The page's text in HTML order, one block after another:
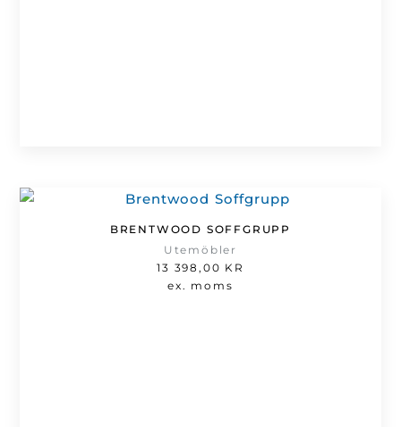
BRENTWOOD SOFFGRUPP
Utemöbler
13 398,00 KR
ex. moms